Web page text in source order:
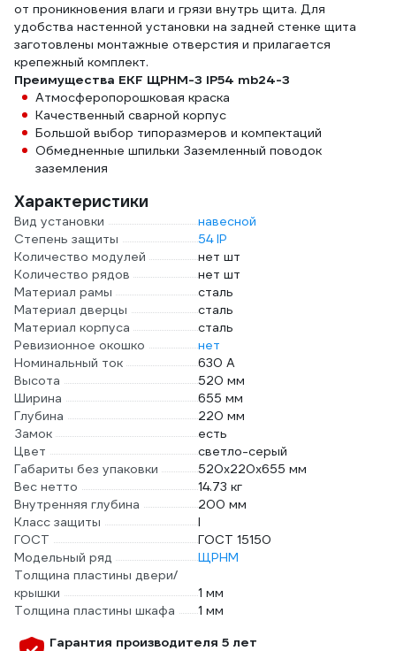
от проникновения влаги и грязи внутрь щита. Для
удобства настенной установки на задней стенке щита
заготовлены монтажные отверстия и прилагается
крепежный комплект.
Преимущества EKF ЩРНМ-3 IP54 mb24-3
Атмосферопорошковая краска
Качественный сварной корпус
Большой выбор типоразмеров и компектаций
Обмедненные шпильки Заземленный поводок
заземления
Характеристики
Вид установки
навесной
Степень защиты
54 IP
Количество модулей
нет шт
Количество рядов
нет шт
Материал рамы
сталь
Материал дверцы
сталь
Материал корпуса
сталь
Ревизионное окошко
нет
Номинальный ток
630 А
Высота
520 мм
Ширина
655 мм
Глубина
220 мм
Замок
есть
Цвет
светло-серый
Габариты без упаковки
520х220х655 мм
Вес нетто
14.73 кг
Внутренняя глубина
200 мм
Класс защиты
I
ГОСТ
ГОСТ 15150
Модельный ряд
ЩРНМ
Толщина пластины двери/
крышки
1 мм
Толщина пластины шкафа
1 мм
Гарантия производителя 5 лет